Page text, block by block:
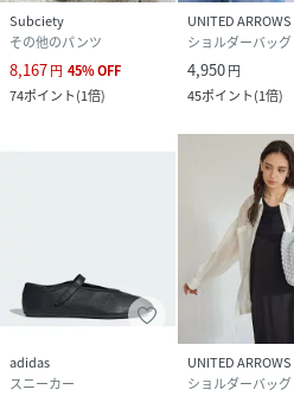
Subciety
その他のパンツ
8,167円 45%OFF
74ポイント(1倍)
ショルダーバッグ
4,950円
45ポイント(1倍)
adidas
スニーカー
ショルダーバッグ